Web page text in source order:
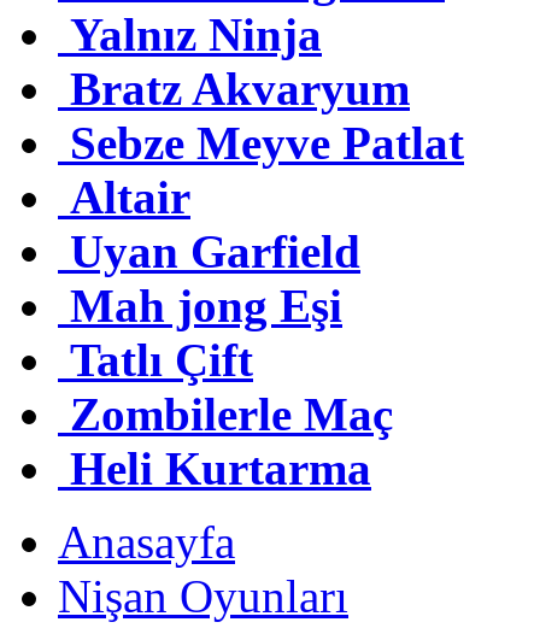
Yalnız Ninja
Bratz Akvaryum
Sebze Meyve Patlat
Altair
Uyan Garfield
Mah jong Eşi
Tatlı Çift
Zombilerle Maç
Heli Kurtarma
Anasayfa
Nişan Oyunları